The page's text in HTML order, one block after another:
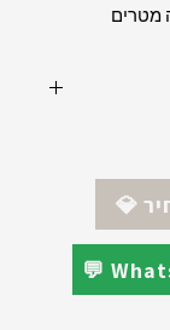
מטרים